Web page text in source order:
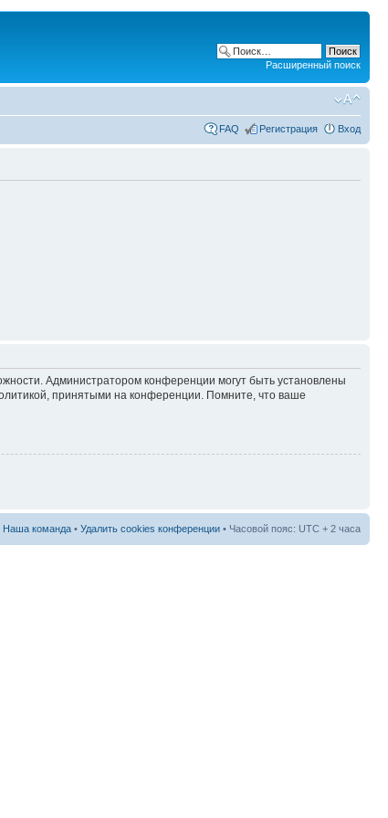
Расширенный поиск
FAQ Регистрация Вход
Администратором конференции могут быть установлены
принятыми на конференции. Помните, что ваше
Наша команда • Удалить cookies конференции • Часовой пояс: UTC + 2 часа